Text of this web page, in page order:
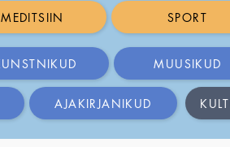
MEDITSIIN SPORT
MUUSIKUD
AJAKIRJANIKUD